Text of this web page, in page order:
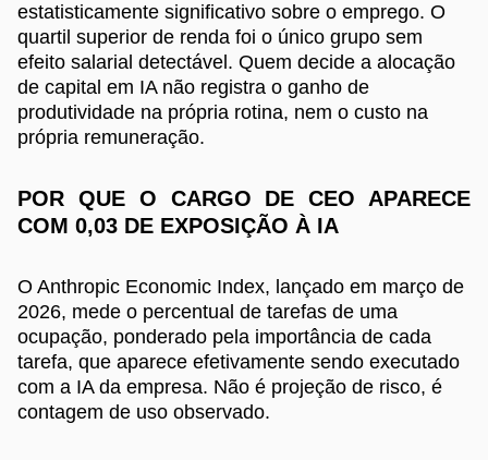
estatisticamente significativo sobre o emprego. O
quartil superior de renda foi o único grupo sem
efeito salarial detectável. Quem decide a alocação
de capital em IA não registra o ganho de
produtividade na própria rotina, nem o custo na
própria remuneração.
POR QUE O CARGO DE CEO APARECE
COM 0,03 DE EXPOSIÇÃO À IA
O Anthropic Economic Index, lançado em março de
2026, mede o percentual de tarefas de uma
ocupação, ponderado pela importância de cada
tarefa, que aparece efetivamente sendo executado
com a IA da empresa. Não é projeção de risco, é
contagem de uso observado.